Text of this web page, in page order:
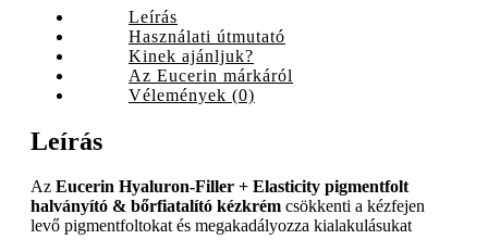
Leírás
Használati útmutató
Kinek ajánljuk?
Az Eucerin márkáról
Vélemények (0)
Leírás
Az Eucerin Hyaluron-Filler + Elasticity pigmentfolt
halványító & bőrfiatalító kézkrém csökkenti a kézfejen
levő pigmentfoltokat és megakadályozza kialakulásukat